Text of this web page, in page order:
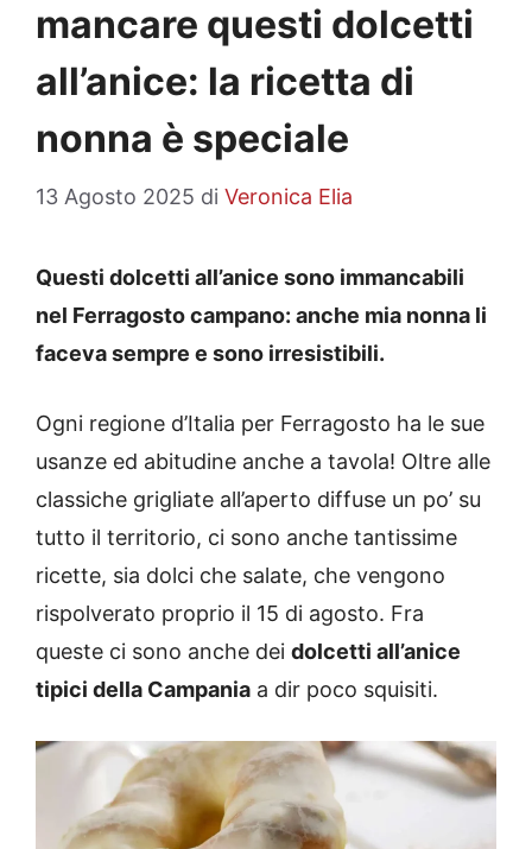
mancare questi dolcetti
all’anice: la ricetta di
nonna è speciale
13 Agosto 2025 di Veronica Elia
Questi dolcetti all’anice sono immancabili
nel Ferragosto campano: anche mia nonna li
faceva sempre e sono irresistibili.
Ogni regione d’Italia per Ferragosto ha le sue
usanze ed abitudine anche a tavola! Oltre alle
classiche grigliate all’aperto diffuse un po’ su
tutto il territorio, ci sono anche tantissime
ricette, sia dolci che salate, che vengono
rispolverato proprio il 15 di agosto. Fra
queste ci sono anche dei dolcetti all’anice
tipici della Campania a dir poco squisiti.